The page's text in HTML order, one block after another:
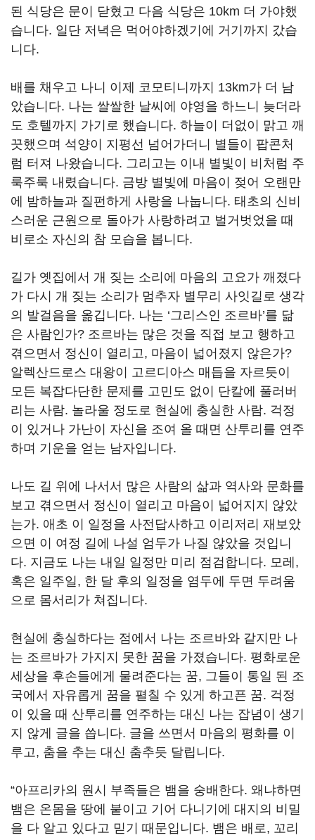
된 식당은 문이 닫혔고 다음 식당은 10km 더 가야했
습니다. 일단 저녁은 먹어야하겠기에 거기까지 갔습
니다.
배를 채우고 나니 이제 코모티니까지 13km가 더 남
았습니다. 나는 쌀쌀한 날씨에 야영을 하느니 늦더라
도 호텔까지 가기로 했습니다. 하늘이 더없이 맑고 깨
끗했으며 석양이 지평선 넘어가더니 별들이 팝콘처
럼 터져 나왔습니다. 그리고는 이내 별빛이 비처럼 주
룩주룩 내렸습니다. 금방 별빛에 마음이 젖어 오랜만
에 밤하늘과 질펀하게 사랑을 나눕니다. 태초의 신비
스러운 근원으로 돌아가 사랑하려고 벌거벗었을 때
비로소 자신의 참 모습을 봅니다.
길가 옛집에서 개 짖는 소리에 마음의 고요가 깨졌다
가 다시 개 짖는 소리가 멈추자 별무리 사잇길로 생각
의 발걸음을 옮깁니다. 나는 ‘그리스인 조르바’를 닮
은 사람인가? 조르바는 많은 것을 직접 보고 행하고
겪으면서 정신이 열리고, 마음이 넓어졌지 않은가?
알렉산드로스 대왕이 고르디아스 매듭을 자르듯이
모든 복잡다단한 문제를 고민도 없이 단칼에 풀러버
리는 사람. 놀라울 정도로 현실에 충실한 사람. 걱정
이 있거나 가난이 자신을 조여 올 때면 산투리를 연주
하며 기운을 얻는 남자입니다.
나도 길 위에 나서서 많은 사람의 삶과 역사와 문화를
보고 겪으면서 정신이 열리고 마음이 넓어지지 않았
는가. 애초 이 일정을 사전답사하고 이리저리 재보았
으면 이 여정 길에 나설 엄두가 나질 않았을 것입니
다. 지금도 나는 내일 일정만 미리 점검합니다. 모레,
혹은 일주일, 한 달 후의 일정을 염두에 두면 두려움
으로 몸서리가 쳐집니다.
현실에 충실하다는 점에서 나는 조르바와 같지만 나
는 조르바가 가지지 못한 꿈을 가졌습니다. 평화로운
세상을 후손들에게 물려준다는 꿈, 그들이 통일 된 조
국에서 자유롭게 꿈을 펼칠 수 있게 하고픈 꿈. 걱정
이 있을 때 산투리를 연주하는 대신 나는 잡념이 생기
지 않게 글을 씁니다. 글을 쓰면서 마음의 평화를 이
루고, 춤을 추는 대신 춤추듯 달립니다.
“아프리카의 원시 부족들은 뱀을 숭배한다. 왜냐하면
뱀은 온몸을 땅에 붙이고 기어 다니기에 대지의 비밀
을 다 알고 있다고 믿기 때문입니다. 뱀은 배로, 꼬리